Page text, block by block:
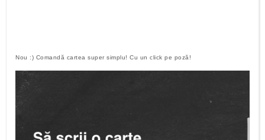
Nou :) Comandă cartea super simplu! Cu un click pe poză!